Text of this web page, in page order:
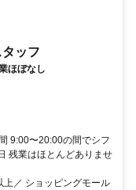
ッフ
ほぼなし
9:00〜20:00の間でシフ
残業はほとんどありませ
／ ショッピングモール